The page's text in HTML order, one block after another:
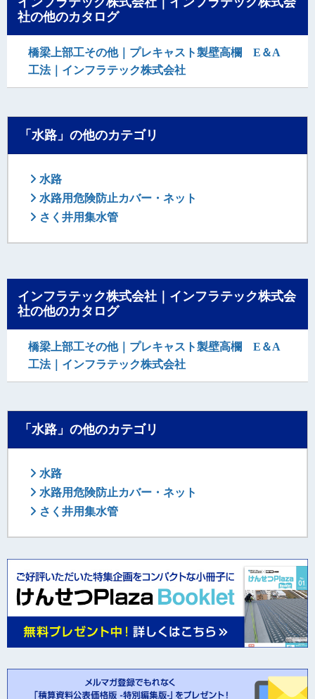
社の他のカタログ
橋梁上部工その他｜プレキャスト製壁高欄 E＆A
工法｜インフラテック株式会社
「水路」の他のカテゴリ
水路
水路用危険防止カバー・ネット
さく井用集水管
インフラテック株式会社｜インフラテック株式会
社の他のカタログ
橋梁上部工その他｜プレキャスト製壁高欄 E＆A
工法｜インフラテック株式会社
「水路」の他のカテゴリ
水路
水路用危険防止カバー・ネット
さく井用集水管